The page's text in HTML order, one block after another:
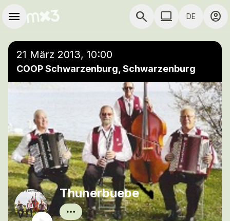
Zum Hauptinhalt springen
Hauptnavigation
menu search COMPUTER
computer DE account_circle
21 März 2013, 10:00
COOP Schwarzenburg, Schwarzenburg
Thunerbuebe
Einer Wiedergabeliste hinzufügen close